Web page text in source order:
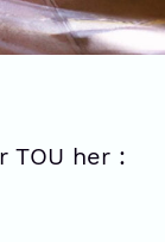
TOU her :